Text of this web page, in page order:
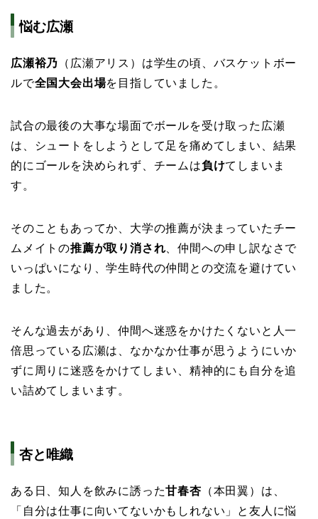
悩む広瀬
広瀬裕乃 （広瀬アリス）は学生の頃、バスケットボー
ルで全国大会出場を目指していました。
試合の最後の大事な場面でボールを受け取った広瀬
は、シュートをしようとして足を痛めてしまい、結果
的にゴールを決められず、チームは負けてしまいま
す。
そのこともあってか、大学の推薦が決まっていたチー
ムメイトの推薦が取り消され 、仲間への申し訳なさで
いっぱいになり、学生時代の仲間との交流を避けてい
ました。
そんな過去があり、仲間へ迷惑をかけたくないと人一
倍思っている広瀬は、なかなか仕事が思うようにいか
ずに周りに迷惑をかけてしまい、精神的にも自分を追
い詰めてしまいます。
杏と唯織
ある日、知人を飲みに誘った甘春杏 （本田翼）は、
「自分は仕事に向いてないかもしれない」と友人に悩